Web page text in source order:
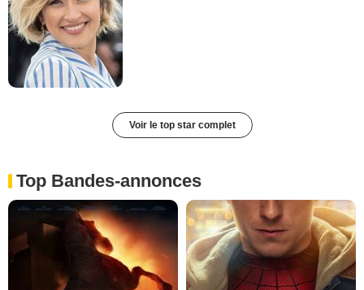
Voir le top star complet
Top Bandes-annonces